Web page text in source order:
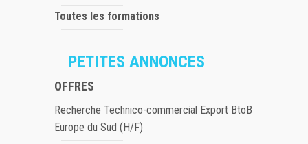
Toutes les formations
PETITES ANNONCES
OFFRES
Recherche Technico-commercial Export BtoB
Europe du Sud (H/F)